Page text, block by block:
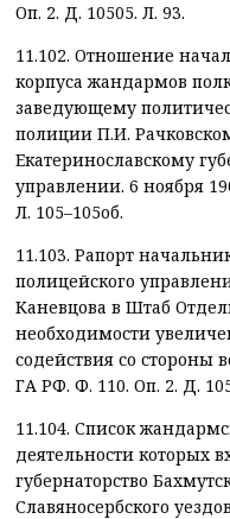
Оп. 2. Д. 10505. Л. 93.
11.102. Отношение
корпуса жандармов
заведующему
полиции П.И.
Екатеринославскому
управлении. 6 ноября
Л. 105–105об.
11.103. Рапорт
полицейского
Каневцова в Штаб
необходимости
содействия со стороны
ГА РФ. Ф. 110. Оп. 2. Д.
11.104. Список
деятельности которых
губернаторство
Славяносербского